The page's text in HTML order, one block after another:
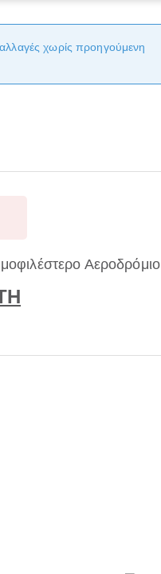
αλλαγές χωρίς προηγούμενη
Αεροδρόμιο